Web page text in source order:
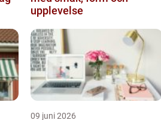
upplevelse
09 juni 2026